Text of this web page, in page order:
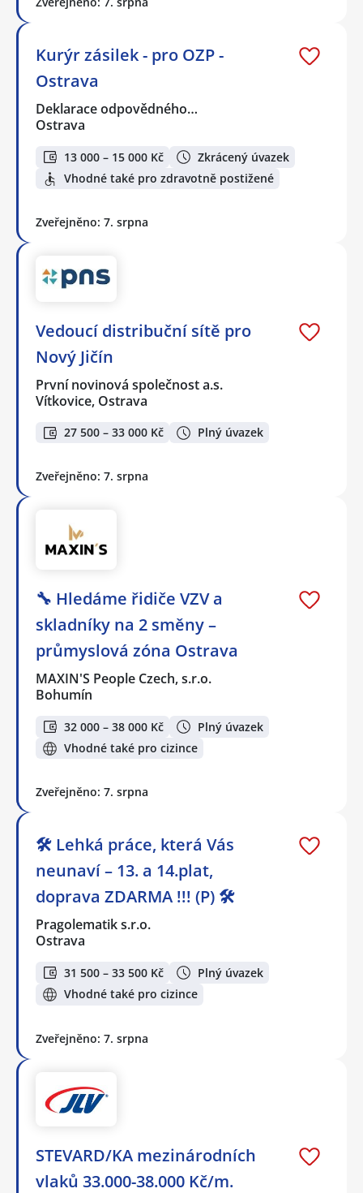
Kurýr zásilek - pro OZP -
Ostrava
Deklarace odpovědného…
Ostrava
13 000 – 15 000 Kč
Zkrácený úvazek
Vhodné také pro zdravotně postižené
Zveřejněno: 7. srpna
Vedoucí distribuční sítě pro
Nový Jičín
První novinová společnost a.s.
Vítkovice, Ostrava
27 500 – 33 000 Kč Plný úvazek
Zveřejněno: 7. srpna
🔧 Hledáme řidiče VZV a
skladníky na 2 směny –
průmyslová zóna Ostrava
MAXIN'S People Czech, s.r.o.
Bohumín
32 000 – 38 000 Kč
Plný úvazek
Vhodné také pro cizince
Zveřejněno: 7. srpna
🛠️ Lehká práce, která Vás
neunaví – 13. a 14.plat,
doprava ZDARMA !!! (P) 🛠️
Pragolematik s.r.o.
Ostrava
31 500 – 33 500 Kč
Plný úvazek
Vhodné také pro cizince
Zveřejněno: 7. srpna
STEVARD/KA mezinárodních
vlaků 33.000-38.000 Kč/m.